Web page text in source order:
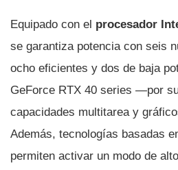
Equipado con el procesador
se garantiza potencia con seis
ocho eficientes y dos de baja
GeForce RTX 40 series —por
capacidades multitarea y
Además, tecnologías basadas
permiten activar un modo de